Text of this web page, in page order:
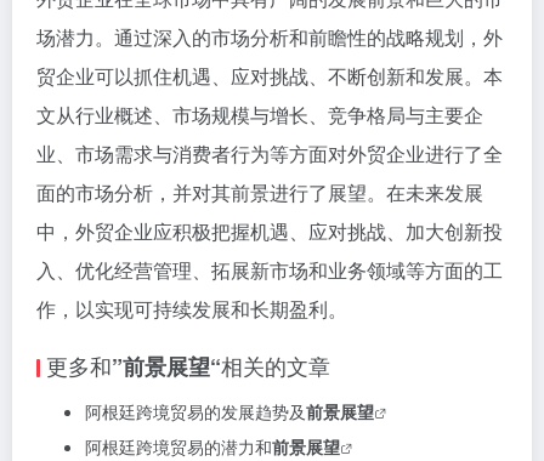
场潜力。通过深入的市场分析和前瞻性的战略规划，外
贸企业可以抓住机遇、应对挑战、不断创新和发展。本
文从行业概述、市场规模与增长、竞争格局与主要企
业、市场需求与消费者行为等方面对外贸企业进行了全
面的市场分析，并对其前景进行了展望。在未来发展
中，外贸企业应积极把握机遇、应对挑战、加大创新投
入、优化经营管理、拓展新市场和业务领域等方面的工
作，以实现可持续发展和长期盈利。
更多和”前景展望“相关的文章
阿根廷跨境贸易的发展趋势及前景展望
阿根廷跨境贸易的潜力和前景展望